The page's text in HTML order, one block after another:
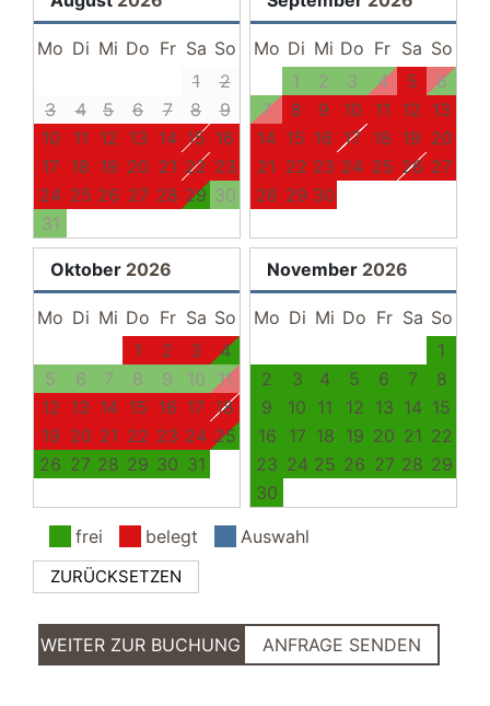
Kochtöpfe
Bowling
Familienfreundlich
Katze erlaubt
Radfahren
Wäscheservice gegen Aufpreis
Kinderhochstuhl
Minigolf
Barrierefrei
Wischbarer Fußbodenbelag
Haustiere erlaubt
Internet/WLAN
Bargeldlose Zahlung
Heizung
Angeln
Nichtraucher
Seniorengerecht
Hund erlaubt
In einer Ferienanlage
Schlafzimmer I
TV SAT/Kabel
Mo Di Mi Do Fr Sa So
1
2
3
4 5 6 7 8
9
10
11 12 13 14 15 16
17 18 19 20 21 22 23
24 25 26 27 28 29 30
31
Mo Di Mi Do Fr Sa So
1
2 3 4 5
6
7
8 9 10 11 12 13
14 15 16 17 18 19 20
21 22 23 24 25 26 27
28 29 30
Oktober 2026
Mo Di Mi Do Fr Sa So
1
2 3
4
5
6 7 8 9 10
11
12 13 14 15 16 17 18
19 20 21 22 23 24 25
26 27 28 29 30 31
November 2026
Mo Di Mi Do Fr Sa So
1
2
3 4 5 6 7
8
9
10 11 12 13 14 15
16
17 18 19 20 21 22
23 24 25 26 27 28 29
30
frei
belegt Auswahl
ZURÜCKSETZEN
WEITER ZUR BUCHUNG ANFRAGE SENDEN